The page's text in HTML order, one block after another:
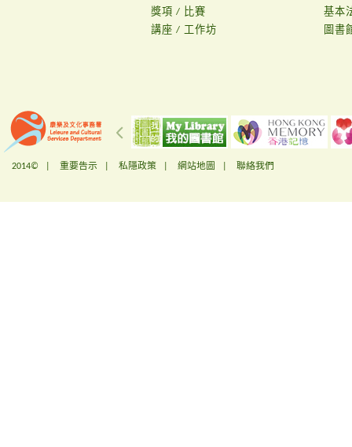
獎項 / 比賽
講座 / 工作坊
基本
圖書
2014© | 重要告示 私隱政策 網站地圖 聯絡我們